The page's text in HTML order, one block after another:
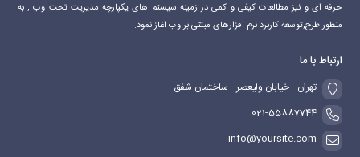
حرفه ای و نیز مطالعات کیفی و کمی در زمینه سیستم های یکپارچه مدیریت تحت وب , به
منظور طرح,توسعه کاربرد نرم افزارهای مبتنی بر وب اغاز نمود.
ارتباط با ما
تهران - خیابان ولیعصر - ساختمان شفق
021-55887744
info@yoursite.com